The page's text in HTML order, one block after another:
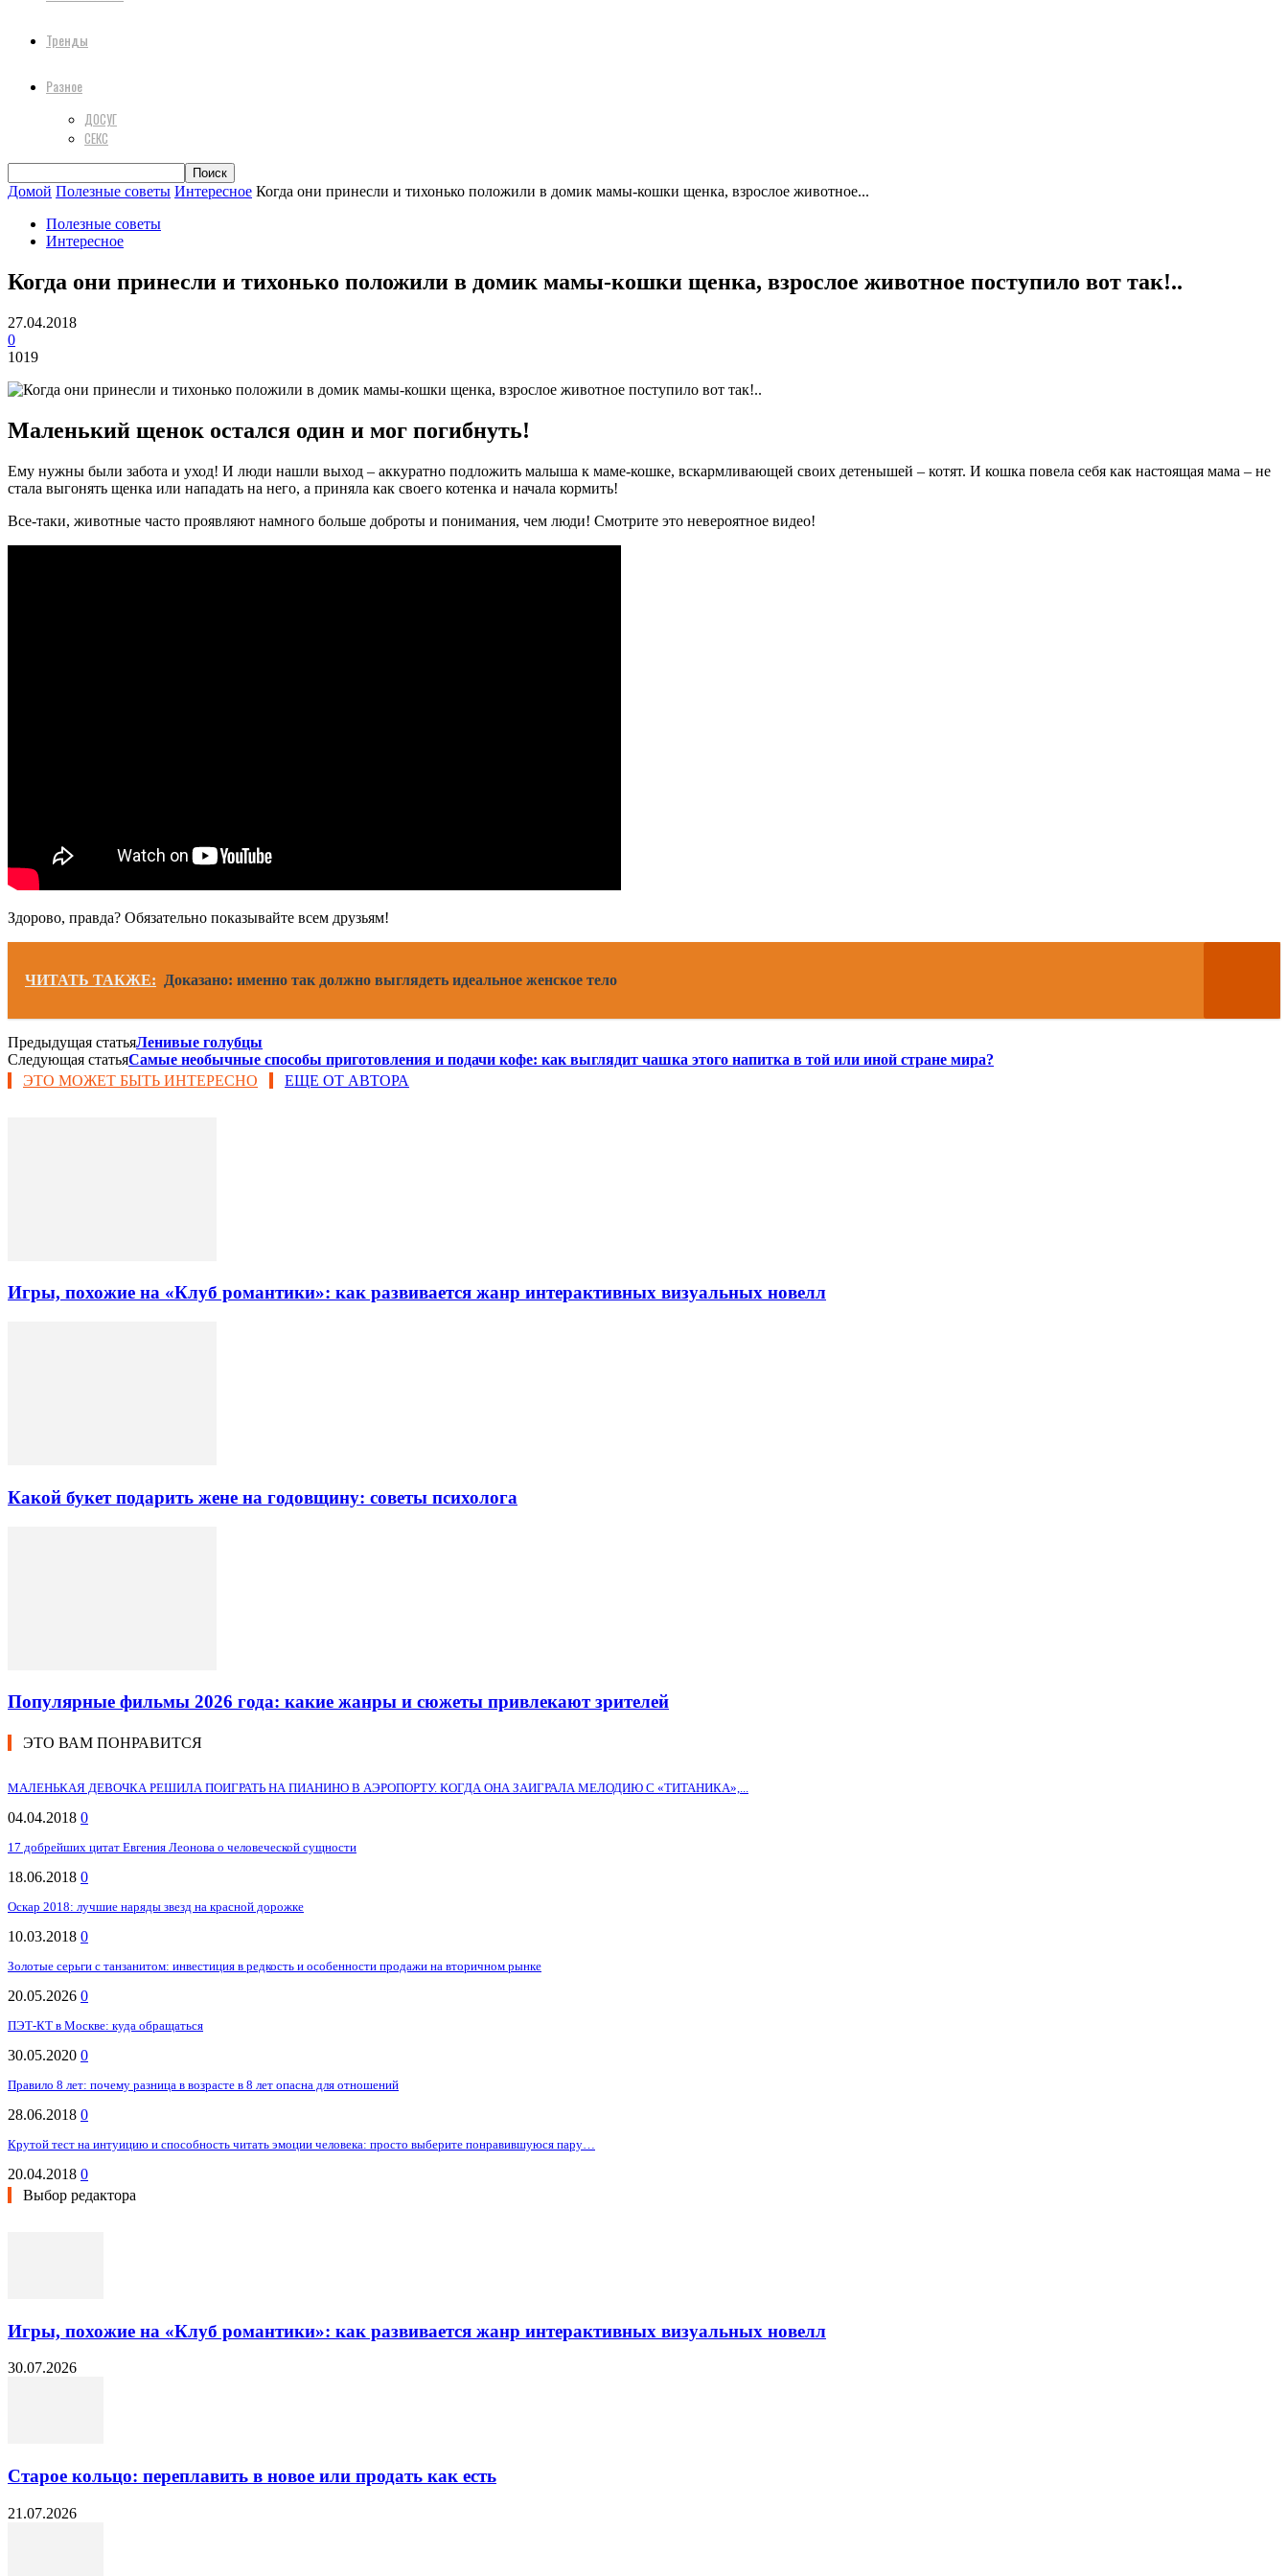
Тренды
Разное
ДОСУГ
СЕКС
Домой Полезные советы Интересное Когда они принесли и тихонько положили в домик мамы-кошки щенка, взрослое животное...
Полезные советы
Интересное
Когда они принесли и тихонько положили в домик мамы-кошки щенка, взрослое животное поступило вот так!..
27.04.2018
0
1019
Маленький щенок остался один и мог погибнуть!
Ему нужны были забота и уход! И люди нашли выход – аккуратно подложить малыша к маме-кошке, вскармливающей своих детенышей – котят. И кошка повела себя как настоящая мама – не
стала выгонять щенка или нападать на него, а приняла как своего котенка и начала кормить!
Все-таки, животные часто проявляют намного больше доброты и понимания, чем люди! Смотрите это невероятное видео!
Здорово, правда? Обязательно показывайте всем друзьям!
ЧИТАТЬ ТАКЖЕ: Доказано: именно так должно выглядеть идеальное женское тело
Предыдущая статьяЛенивые голубцы
Следующая статьяСамые необычные способы приготовления и подачи кофе: как выглядит чашка этого напитка в той или иной стране мира?
ЭТО МОЖЕТ БЫТЬ ИНТЕРЕСНО
ЕЩЕ ОТ АВТОРА
Игры, похожие на «Клуб романтики»: как развивается жанр интерактивных визуальных новелл
Какой букет подарить жене на годовщину: советы психолога
Популярные фильмы 2026 года: какие жанры и сюжеты привлекают зрителей
ЭТО ВАМ ПОНРАВИТСЯ
МАЛЕНЬКАЯ ДЕВОЧКА РЕШИЛА ПОИГРАТЬ НА ПИАНИНО В АЭРОПОРТУ. КОГДА ОНА ЗАИГРАЛА МЕЛОДИЮ С «ТИТАНИКА»,...
04.04.2018 0
17 добрейших цитат Евгения Леонова о человеческой сущности
18.06.2018 0
Оскар 2018: лучшие наряды звезд на красной дорожке
10.03.2018 0
Золотые серьги с танзанитом: инвестиция в редкость и особенности продажи на вторичном рынке
20.05.2026 0
ПЭТ-КТ в Москве: куда обращаться
30.05.2020 0
Правило 8 лет: почему разница в возрасте в 8 лет опасна для отношений
28.06.2018 0
Крутой тест на интуицию и способность читать эмоции человека: просто выберите понравившуюся пару…
20.04.2018 0
Выбор редактора
Игры, похожие на «Клуб романтики»: как развивается жанр интерактивных визуальных новелл
30.07.2026
Старое кольцо: переплавить в новое или продать как есть
21.07.2026